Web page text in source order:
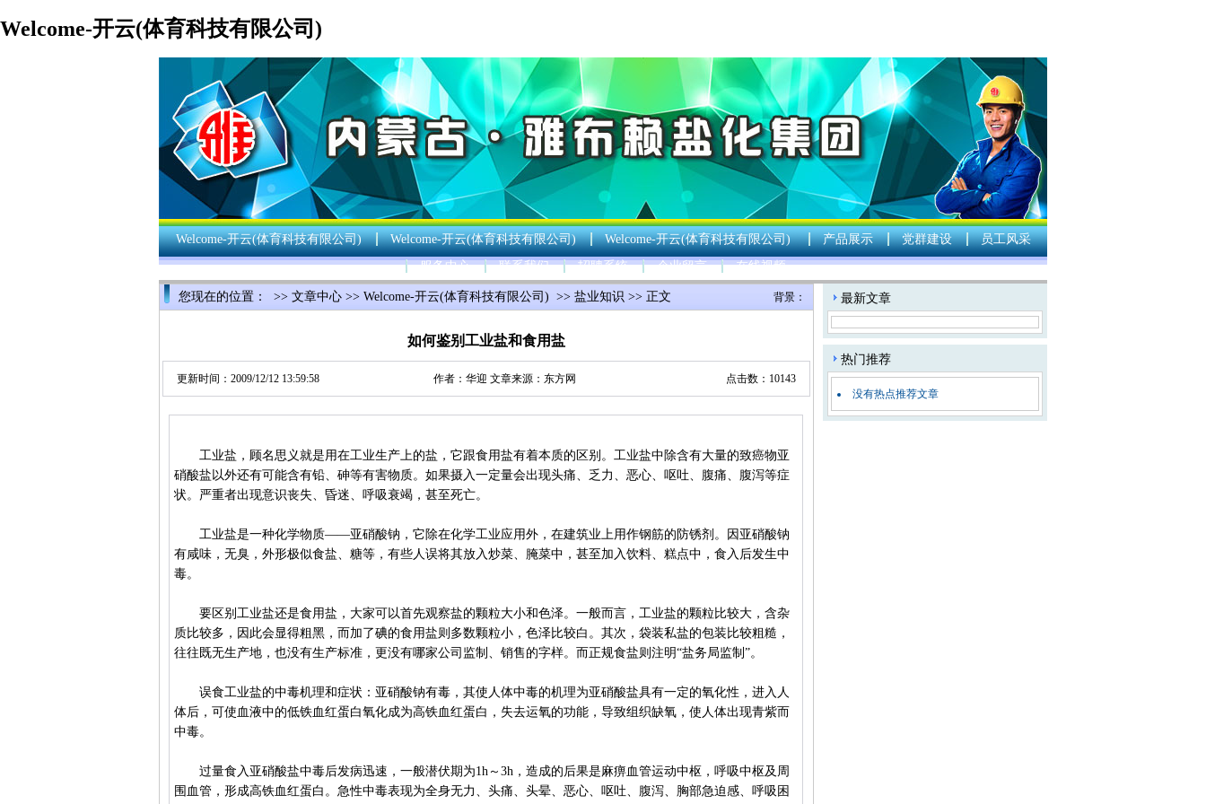
Welcome-开云(体育科技有限公司)
Welcome-开云(体育科技有限公司) Welcome-开云(体育科技有限公司) Welcome-开云(体育科技有限公司) 产品展示 党群建设
员工风采
服务中心
联系我们 招聘系统 企业留言 在线视频
背景：
您现在的位置： >> 文章中心 >> Welcome-开云(体育科技有限公司) >> 盐业知识 >> 正文
如何鉴别工业盐和食用盐
更新时间：2009/12/12 13:59:58 作者： 华迎 文章来源： 东方网 点击数：10143
工业盐，顾名思义就是用在工业生产上的盐，它跟食用盐有着本质的区别。工业盐中除含有大量的致癌物亚
硝酸盐以外还有可能含有铅、砷等有害物质。如果摄入一定量会出现头痛、乏力、恶心、呕吐、腹痛、腹泻等症
状。严重者出现意识丧失、昏迷、呼吸衰竭，甚至死亡。
工业盐是一种化学物质——亚硝酸钠，它除在化学工业应用外，在建筑业上用作钢筋的防锈剂。因亚硝酸钠
有咸味，无臭，外形极似食盐、糖等，有些人误将其放入炒菜、腌菜中，甚至加入饮料、糕点中，食入后发生中
毒。
要区别工业盐还是食用盐，大家可以首先观察盐的颗粒大小和色泽。一般而言，工业盐的颗粒比较大，含杂
质比较多，因此会显得粗黑，而加了碘的食用盐则多数颗粒小，色泽比较白。其次，袋装私盐的包装比较粗糙，
往往既无生产地，也没有生产标准，更没有哪家公司监制、销售的字样。而正规食盐则注明“盐务局监制”。
误食工业盐的中毒机理和症状：亚硝酸钠有毒，其使人体中毒的机理为亚硝酸盐具有一定的氧化性，进入人
体后，可使血液中的低铁血红蛋白氧化成为高铁血红蛋白，失去运氧的功能，导致组织缺氧，使人体出现青紫而
中毒。
过量食入亚硝酸盐中毒后发病迅速，一般潜伏期为1h～3h，造成的后果是麻痹血管运动中枢，呼吸中枢及周
围血管，形成高铁血红蛋白。急性中毒表现为全身无力、头痛、头晕、恶心、呕吐、腹泻、胸部急迫感、呼吸困
最新文章
热门推荐
没有热点推荐文章